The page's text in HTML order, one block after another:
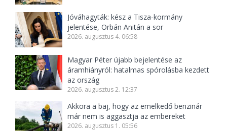
Jóváhagyták: kész a Tisza-kormány
jelentése, Orbán Anitán a sor
2026. augusztus 4. 06:58
Magyar Péter újabb bejelentése az
áramhiányról: hatalmas spórolásba kezdett
az ország
2026. augusztus 2. 12:37
Akkora a baj, hogy az emelkedő benzinár
már nem is aggasztja az embereket
2026. augusztus 1. 05:56